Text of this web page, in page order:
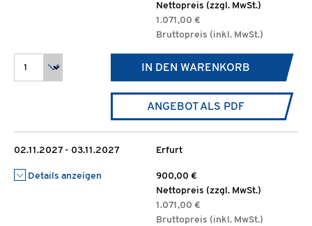
Nettopreis (zzgl. MwSt.)
1.071,00 €
Bruttopreis (inkl. MwSt.)
IN DEN WARENKORB
ANGEBOT ALS PDF
02.11.2027 - 03.11.2027 Erfurt
Details anzeigen
900,00 €
Nettopreis (zzgl. MwSt.)
1.071,00 €
Bruttopreis (inkl. MwSt.)